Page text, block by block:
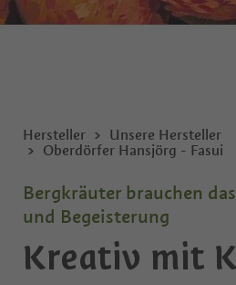
Hersteller
Unsere Hersteller
Oberdörfer Hansjörg - Fasui
Bergkräuter brauchen
und Begeisterung
Kreativ mit